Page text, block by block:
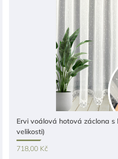
Ervi voálová hotová záclona s
velikosti)
718,00 Kč